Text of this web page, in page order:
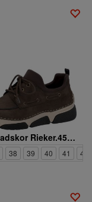
Promenadskor Rieker.45959-26
38 39 40 41 42